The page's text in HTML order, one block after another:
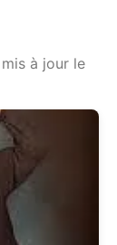
à jour le